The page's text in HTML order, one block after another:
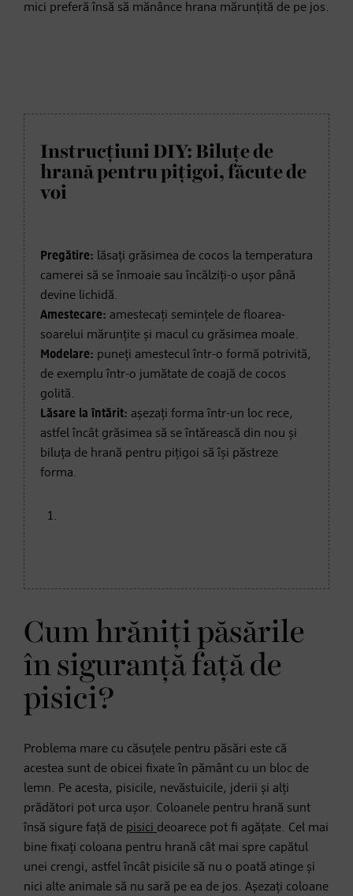
mici preferă însă să mănânce hrana mărunțită de pe jos.
Instrucțiuni DIY: Biluțe de
hrană pentru pițigoi, făcute de
voi
Pregătire: lăsați grăsimea de cocos la temperatura
camerei să se înmoaie sau încălziți-o ușor până
devine lichidă.
Amestecare: amestecați semințele de floarea-
soarelui mărunțite și macul cu grăsimea moale.
Modelare: puneți amestecul într-o formă potrivită,
de exemplu într-o jumătate de coajă de cocos
golită.
Lăsare la întărit: așezați forma într-un loc rece,
astfel încât grăsimea să se întărească din nou și
biluța de hrană pentru pițigoi să își păstreze
forma.
Cum hrăniți păsările
în siguranță față de
pisici?
Problema mare cu căsuțele pentru păsări este că
acestea sunt de obicei fixate în pământ cu un bloc de
lemn. Pe acesta, pisicile, nevăstuicile, jderii și alți
prădători pot urca ușor. Coloanele pentru hrană sunt
însă sigure față de pisici deoarece pot fi agățate. Cel mai
bine fixați coloana pentru hrană cât mai spre capătul
unei crengi, astfel încât pisicile să nu o poată atinge și
nici alte animale să nu sară pe ea de jos. Așezați coloane